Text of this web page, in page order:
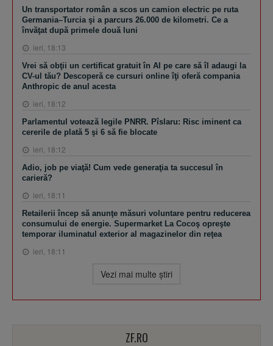
Un transportator român a scos un camion electric pe ruta
Germania–Turcia şi a parcurs 26.000 de kilometri. Ce a
învăţat după primele două luni
ieri, 18:13
Vrei să obţii un certificat gratuit în AI pe care să îl adaugi la
CV-ul tău? Descoperă ce cursuri online îţi oferă compania
Anthropic de anul acesta
ieri, 18:12
Parlamentul votează legile PNRR. Pîslaru: Risc iminent ca
cererile de plată 5 şi 6 să fie blocate
ieri, 18:12
Adio, job pe viaţă! Cum vede generaţia ta succesul în
carieră?
ieri, 18:11
Retailerii încep să anunţe măsuri voluntare pentru reducerea
consumului de energie. Supermarket La Cocoş opreşte
temporar iluminatul exterior al magazinelor din reţea
ieri, 18:11
Vezi mai multe ştiri
ZF.RO